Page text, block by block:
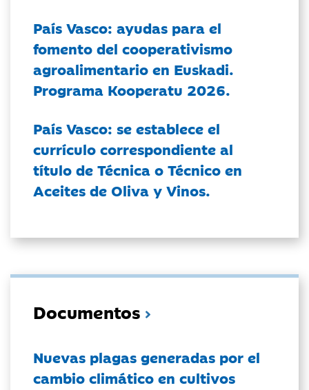
País Vasco: ayudas para el
fomento del cooperativismo
agroalimentario en Euskadi.
Programa Kooperatu 2026.
País Vasco: se establece el
currículo correspondiente al
título de Técnica o Técnico en
Aceites de Oliva y Vinos.
Documentos
Nuevas plagas generadas por el
cambio climático en cultivos